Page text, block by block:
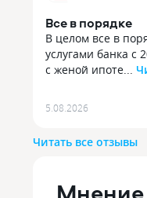
Все в порядке
В целом все в
услугами банка с
с женой ипоте...
услугами банка с
с женой ипотеку
свою зарплату,
5.08.2026
Читать все отзывы